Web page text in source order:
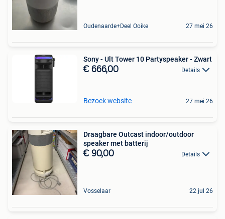
Oudenaarde+Deel Ooike 27 mei 26
Sony - Ult Tower 10 Partyspeaker - Zwart
€ 666,00 Details
Bezoek website 27 mei 26
Draagbare Outcast indoor/outdoor
speaker met batterij
€ 90,00 Details
Vosselaar 22 jul 26